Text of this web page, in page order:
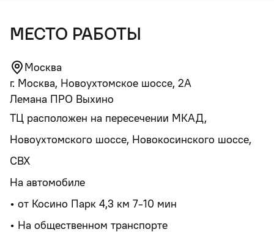
место работы
Москва
г. Москва, Новоухтомское шоссе, 2А
Лемана ПРО Выхино
ТЦ расположен на пересечении МКАД,
Новоухтомского шоссе, Новокосинского шоссе,
СВХ
На автомобиле
• от Косино Парк 4,3 км 7-10 мин
• На общественном транспорте